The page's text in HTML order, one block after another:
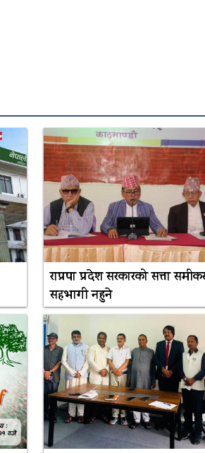
राप्रपा प्रदेश सरकारको सत्ता
सहभागी नहुने